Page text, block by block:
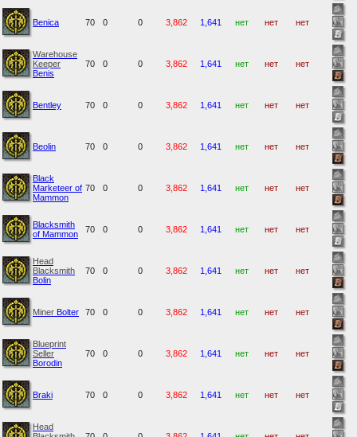
Benica 70 0 0 3,862 1,641 нет нет нет
Warehouse
Keeper
Benis
70 0 0 3,862 1,641 нет нет нет
Bentley 70 0 0 3,862 1,641 нет нет нет
Beolin 70 0 0 3,862 1,641 нет нет нет
Black
Marketeer of
Mammon
70 0 0 3,862 1,641 нет нет нет
Blacksmith
of Mammon
70 0 0 3,862 1,641 нет нет нет
Head
Blacksmith
Bolin
70 0 0 3,862 1,641 нет нет нет
Miner Bolter 70 0 0 3,862 1,641 нет нет нет
Blueprint
Seller
Borodin
70 0 0 3,862 1,641 нет нет нет
Braki 70 0 0 3,862 1,641 нет нет нет
Head